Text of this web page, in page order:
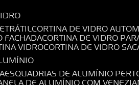
CORTINA DE VIDRO
FACHADA CORTINA DE VIDRO
VIDRO CORTINA DE VIDRO
ESQUADRIAS DE ALUMÍNIO